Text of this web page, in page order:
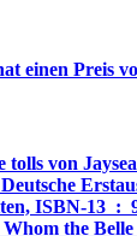
einen Preis
tolls von
: ‎ For Whom